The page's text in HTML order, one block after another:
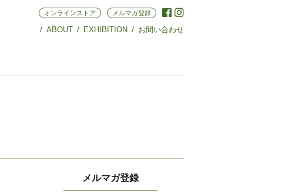
ABOUT EXHIBITION お問い合わせ
オンラインストア メルマガ登録
メルマガ登録